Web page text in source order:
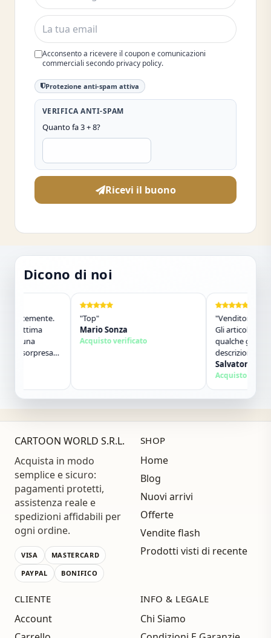
Acconsento a ricevere il coupon e comunicazioni
commerciali secondo privacy policy.
Protezione anti-spam attiva
VERIFICA ANTI-SPAM
Quanto fa 3 + 8?
Ricevi il buono
Dicono di noi
ottima
sorpresa
"Top"
Mario Sonza
Acquisto verificato
"Venditore molto
Gli articoli sono
qualche giorno e
descrizione.
contatti.
Salvatore Sorbo
Acquisto verificato
CARTOON WORLD S.R.L.
Acquista in modo
semplice e sicuro:
pagamenti protetti,
assistenza reale e
spedizioni affidabili per
ogni ordine.
VISA
MASTERCARD
PAYPAL
BONIFICO
SHOP
Home
Blog
Nuovi arrivi
Offerte
Vendite flash
Prodotti visti di recente
CLIENTE
Account
INFO & LEGALE
Chi Siamo